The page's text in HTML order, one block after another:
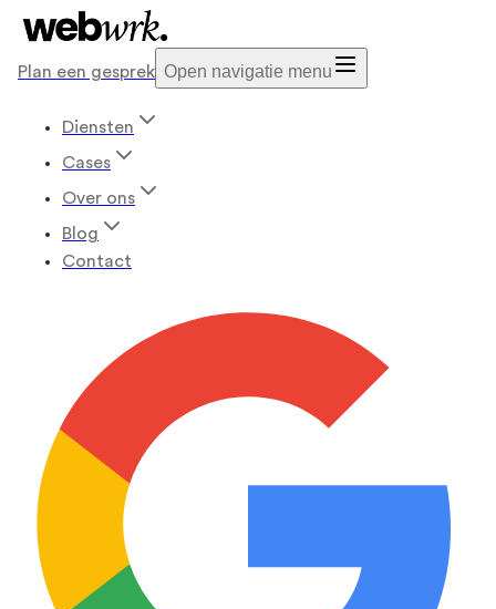
Plan een gesprek Open navigatie menu
Diensten
Cases
Over ons
Blog
Contact